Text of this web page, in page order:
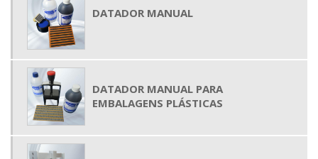
DATADOR MANUAL
DATADOR MANUAL PARA
EMBALAGENS PLÁSTICAS